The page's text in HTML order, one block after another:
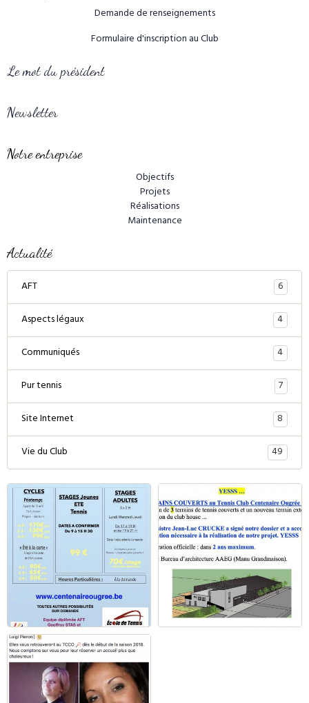
Demande de renseignements
Formulaire d'inscription au Club
Le mot du président
Newsletter
Notre entreprise
Objectifs
Projets
Réalisations
Maintenance
Actualité
AFT
6
Aspects légaux
4
Communiqués
4
Pur tennis
7
Site Internet
8
Vie du Club
49